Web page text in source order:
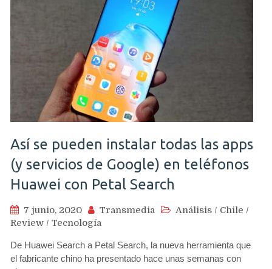
Así se pueden instalar todas las apps
(y servicios de Google) en teléfonos
Huawei con Petal Search
7 junio, 2020 Transmedia Análisis / Chile /
Review / Tecnología
De Huawei Search a Petal Search, la nueva herramienta que
el fabricante chino ha presentado hace unas semanas con